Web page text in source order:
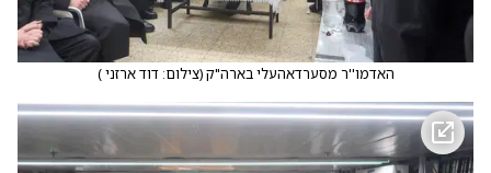
האדמו''ר מסערדאהעלי בארה"ק(צילום: דוד ארזני)